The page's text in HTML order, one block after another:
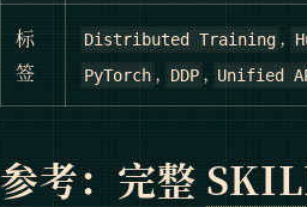
标
签
Distributed Training ,
PyTorch , DDP , Unified
参考：完整